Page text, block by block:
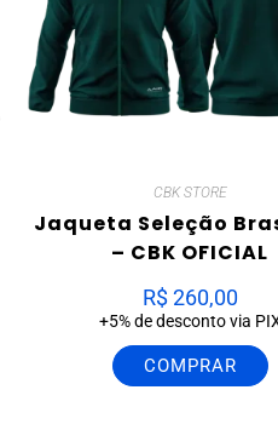
CBK STORE
Jaqueta Seleção
– CBK OFICIAL
R$260,00
+5% de desconto via
COMPRAR